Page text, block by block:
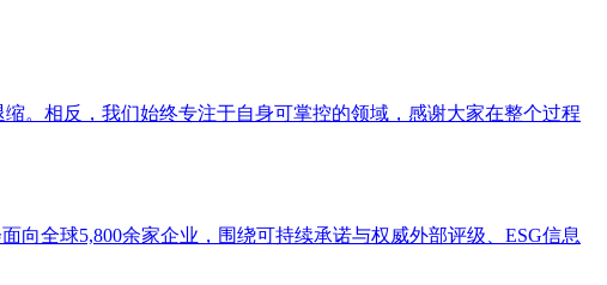
。相反，我们始终专注于自身可掌控的领域，感谢大家在整个过程
全球5,800余家企业，围绕可持续承诺与权威外部评级、ESG信息